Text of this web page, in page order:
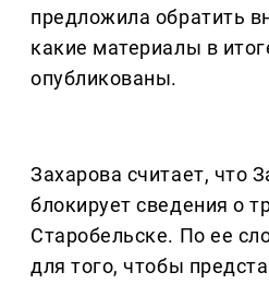
предложила обратить
какие материалы в
опубликованы.
Захарова считает, что
блокирует сведения о
Старобельске. По ее
для того, чтобы